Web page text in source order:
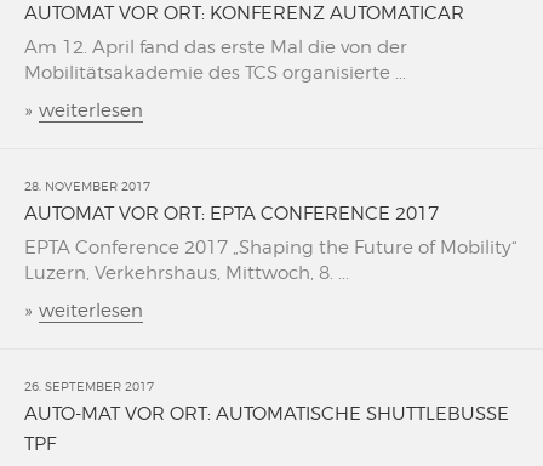
AUTOMAT VOR ORT: KONFERENZ AUTOMATICAR
Am 12. April fand das erste Mal die von der
Mobilitätsakademie des TCS organisierte ...
» weiterlesen
28. NOVEMBER 2017
AUTOMAT VOR ORT: EPTA CONFERENCE 2017
EPTA Conference 2017 „Shaping the Future of Mobility“
Luzern, Verkehrshaus, Mittwoch, 8. ...
» weiterlesen
26. SEPTEMBER 2017
AUTO-MAT VOR ORT: AUTOMATISCHE SHUTTLEBUSSE
TPF